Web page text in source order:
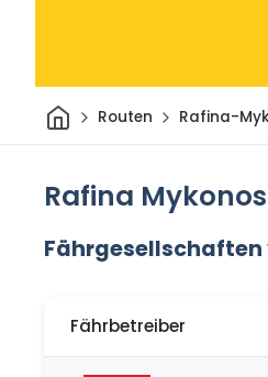
HeimRouten Rafina-
Rafina
Fährgesellschaften
Fährbetreiber